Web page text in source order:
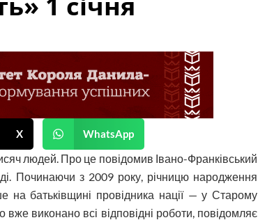
X WhatsApp
людей. Про це повідомив Івано-Франківський
Починаючи з 2009 року, річницю народження
на батьківщині провідника нації — у Старому
вже виконано всі відповідні роботи, повідомляє